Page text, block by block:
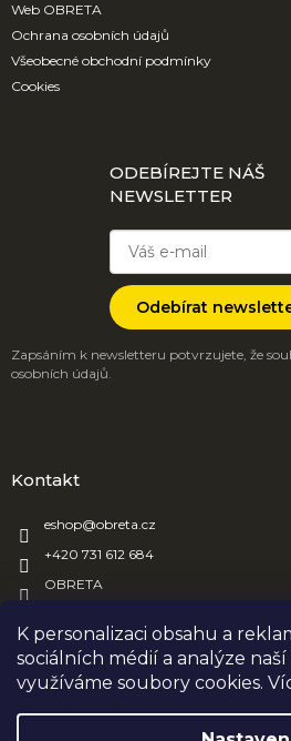
K personalizaci obsahu a
sociálních médií a analýze
využíváme soubory cookies.
Web OBRETA
Ochrana osobních údajů
Všeobecné obchodní podmínky
Cookies
ODEBÍREJTE NÁŠ
NEWSLETTER
Odebírat
Zapsáním k newsletteru potvrzujete, že
osobních údajů.
Kontakt
eshop@obreta.cz
+420 731 612 684
OBRETA
Vytvořil